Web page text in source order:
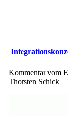
Kommentar vom
Thorsten Schick